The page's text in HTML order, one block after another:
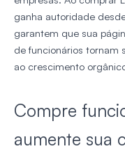
ganha autoridade
garantem que sua
de funcionários tornam
ao crescimento
Compre
aumente sua